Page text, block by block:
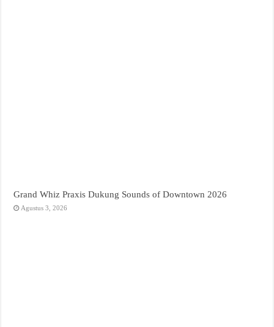
Grand Whiz Praxis Dukung Sounds of Downtown 2026
Agustus 3, 2026